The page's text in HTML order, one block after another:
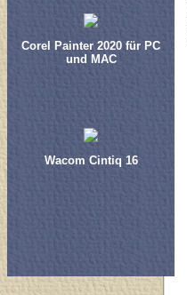
Corel Painter 2020 für PC
und MAC
Wacom Cintiq 16